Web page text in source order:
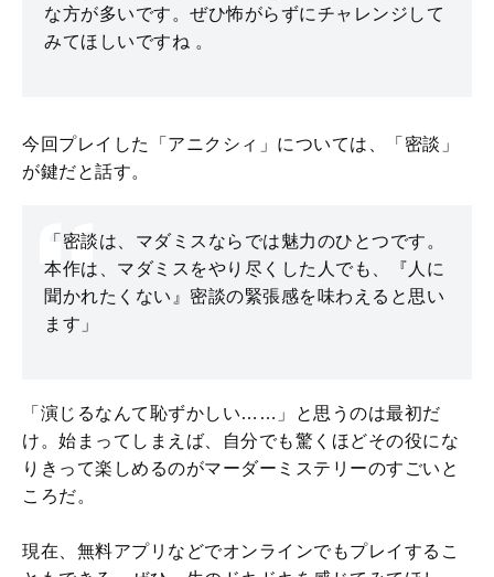
な方が多いです。ぜひ怖がらずにチャレンジして
みてほしいですね 。
今回プレイした「アニクシィ」については、「密談」
が鍵だと話す。
「密談は、マダミスならでは魅力のひとつです。
本作は、マダミスをやり尽くした人でも、『人に
聞かれたくない』密談の緊張感を味わえると思い
ます」
「演じるなんて恥ずかしい……」と思うのは最初だ
け。始まってしまえば、自分でも驚くほどその役にな
りきって楽しめるのがマーダーミステリーのすごいと
ころだ。
現在、無料アプリなどでオンラインでもプレイするこ